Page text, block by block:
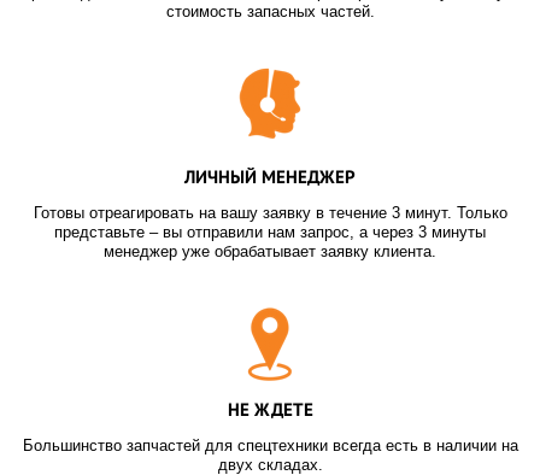
стоимость запасных частей.
ЛИЧНЫЙ МЕНЕДЖЕР
Готовы отреагировать на вашу заявку в течение 3 минут. Только
представьте – вы отправили нам запрос, а через 3 минуты
менеджер уже обрабатывает заявку клиента.
НЕ ЖДЕТЕ
Большинство запчастей для спецтехники всегда есть в наличии на
двух складах.